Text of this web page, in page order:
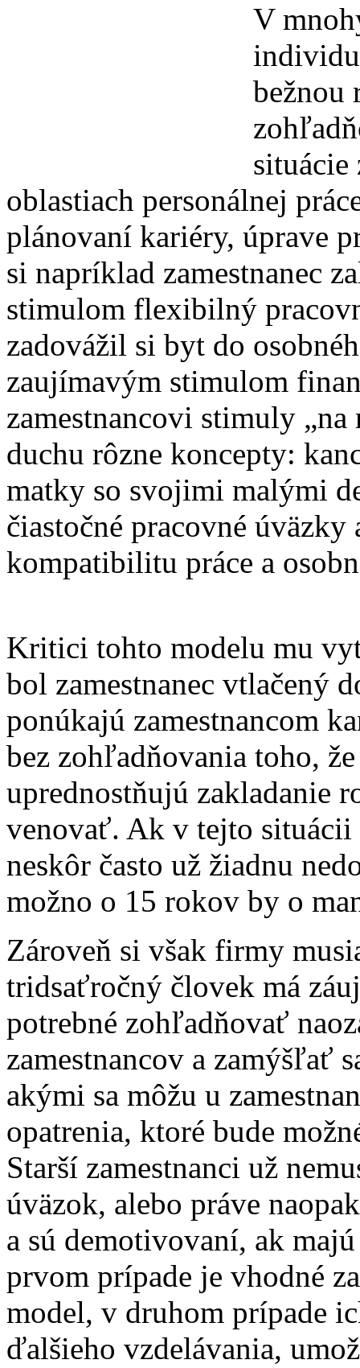
V
bežnou
oblastiach personálnej
plánovaní kariéry, úprave
si napríklad zamestnanec
stimulom flexibilný
zadovážil si byt do
zaujímavým stimulom
zamestnancovi stimuly
duchu rôzne koncepty:
matky so svojimi malými
čiastočné pracovné
kompatibilitu práce a
Kritici tohto modelu mu
bol zamestnanec vtlačený
ponúkajú zamestnancom
bez zohľadňovania toho,
uprednostňujú zakladanie
venovať. Ak v tejto situácii
neskôr často už žiadnu
možno o 15 rokov by o
Zároveň si však firmy
tridsaťročný človek má
potrebné zohľadňovať
zamestnancov a zamýšľať
akými sa môžu u
opatrenia, ktoré bude
Starší zamestnanci už
úväzok, alebo práve
a sú demotivovaní, ak
prvom prípade je vhodné
model, v druhom prípade
ďalšieho vzdelávania,